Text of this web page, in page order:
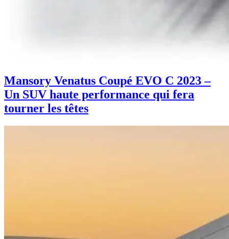
Mansory Venatus Coupé EVO C 2023 –
Un SUV haute performance qui fera
tourner les têtes